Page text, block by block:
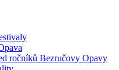
ročníků Bezručovy Opavy